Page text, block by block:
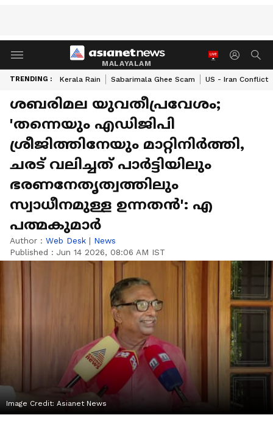
MALAYALAM
TRENDING : Kerala Rain Sabarimala Ghee Scam US - Iran Conflict
ശബരിമല യുവതീപ്രവേശം;
'തന്നെയും എഡിജിപി
ശ്രീജിത്തിനേയും മാറ്റിനിർത്തി,
ചരട് വലിച്ചത് പാർട്ടിയിലും
ഭരണനേതൃത്വത്തിലും
സ്വാധീനമുള്ള ഉന്നതൻ': എ
പത്മകുമാർ
Author : Web Desk | News
Published : Jun 14 2026, 08:06 AM IST
Image Credit: Asianet News